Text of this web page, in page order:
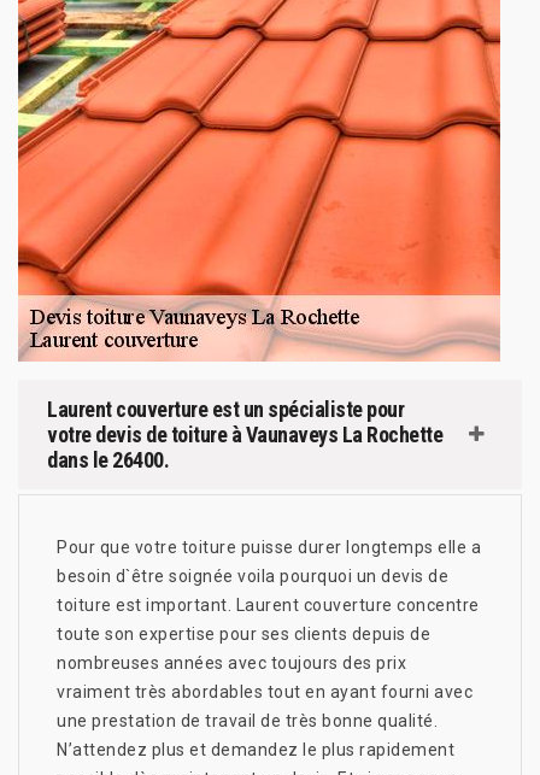
Laurent couverture est un spécialiste pour
votre devis de toiture à Vaunaveys La Rochette
dans le 26400.
Pour que votre toiture puisse durer longtemps elle a
besoin d`être soignée voila pourquoi un devis de
toiture est important. Laurent couverture concentre
toute son expertise pour ses clients depuis de
nombreuses années avec toujours des prix
vraiment très abordables tout en ayant fourni avec
une prestation de travail de très bonne qualité.
N’attendez plus et demandez le plus rapidement